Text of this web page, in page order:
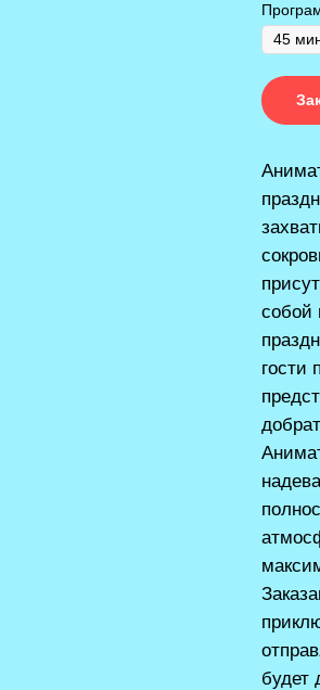
собой
гости
будет